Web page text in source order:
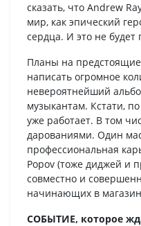
сказать, что Andrew
мир, как эпический
сердца. И это не
Планы на
написать огромное
невероятнейший
музыкантам. Кстати,
уже работает. В том
дарованиями. Один
профессиональная
Popov (тоже диджей и
совместно и
начинающих в магазин
СОБЫТИЕ, которое